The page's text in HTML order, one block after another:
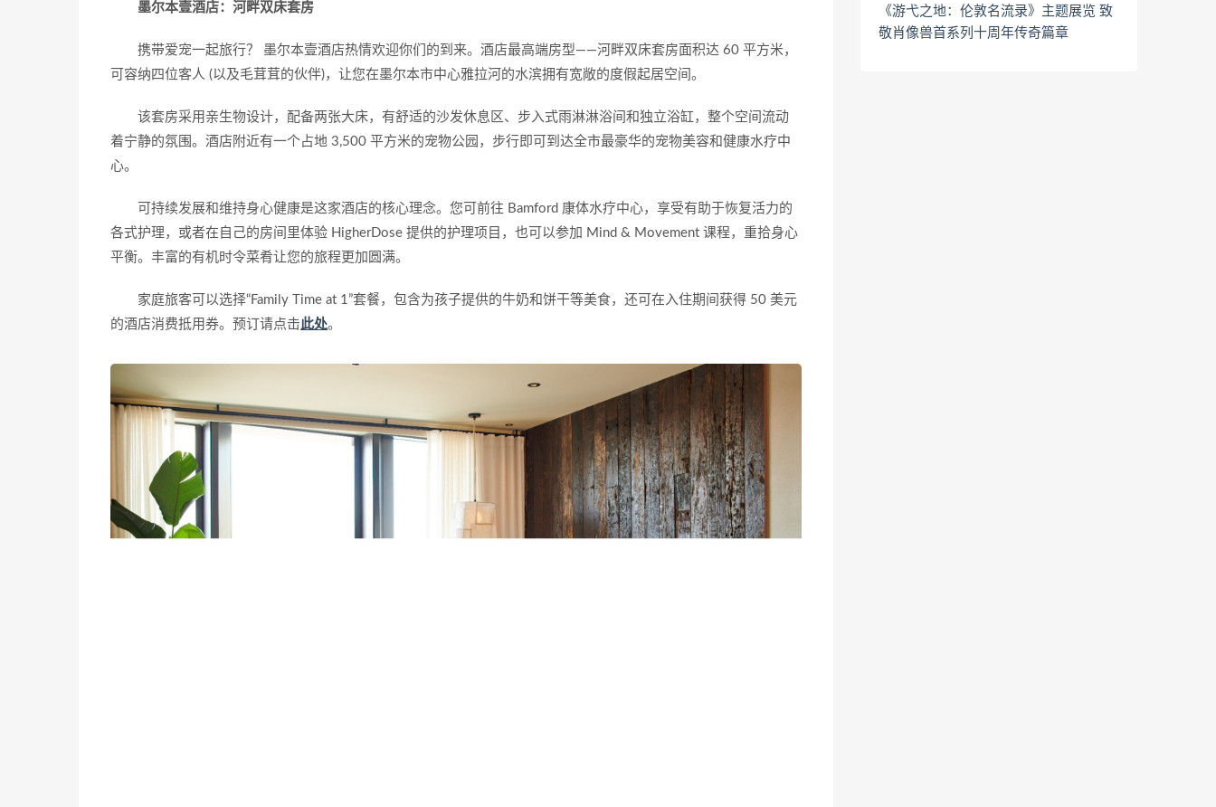
墨尔本壹酒店：河畔双床套房
携带爱宠一起旅行？ 墨尔本壹酒店热情欢迎你们的到来。酒店最高端房型——河畔双床套房面积达 60 平方米，
可容纳四位客人 (以及毛茸茸的伙伴)，让您在墨尔本市中心雅拉河的水滨拥有宽敞的度假起居空间。
该套房采用亲生物设计，配备两张大床，有舒适的沙发休息区、步入式雨淋淋浴间和独立浴缸，整个空间流动
着宁静的氛围。酒店附近有一个占地 3,500 平方米的宠物公园，步行即可到达全市最豪华的宠物美容和健康水疗中
心。
可持续发展和维持身心健康是这家酒店的核心理念。您可前往 Bamford 康体水疗中心，享受有助于恢复活力的
各式护理，或者在自己的房间里体验 HigherDose 提供的护理项目，也可以参加 Mind & Movement 课程，重拾身心
平衡。丰富的有机时令菜肴让您的旅程更加圆满。
家庭旅客可以选择“Family Time at 1”套餐，包含为孩子提供的牛奶和饼干等美食，还可在入住期间获得 50 美元
的酒店消费抵用券。预订请点击此处。
《游弋之地：伦敦名流录》主题展览 致
敬肖像兽首系列十周年传奇篇章